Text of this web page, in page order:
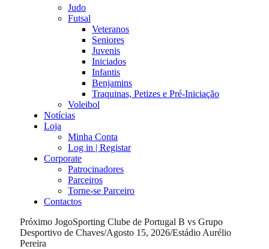
Judo
Futsal
Veteranos
Seniores
Juvenis
Iniciados
Infantis
Benjamins
Traquinas, Petizes e Pré-Iniciação
Voleibol
Notícias
Loja
Minha Conta
Log in | Registar
Corporate
Patrocinadores
Parceiros
Torne-se Parceiro
Contactos
Próximo JogoSporting Clube de Portugal B vs Grupo
Desportivo de Chaves/Agosto 15, 2026/Estádio Aurélio
Pereira